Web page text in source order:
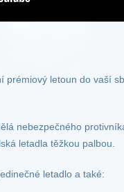
prémiový letoun do vaší
nebezpečného
letadla těžkou palbou.
letadlo a také: